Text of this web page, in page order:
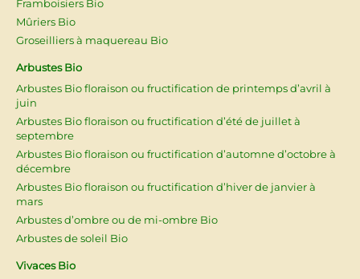
Framboisiers Bio
Mûriers Bio
Groseilliers à maquereau Bio
Arbustes Bio
Arbustes Bio floraison ou fructification de printemps d’avril à
juin
Arbustes Bio floraison ou fructification d’été de juillet à
septembre
Arbustes Bio floraison ou fructification d’automne d’octobre à
décembre
Arbustes Bio floraison ou fructification d’hiver de janvier à
mars
Arbustes d’ombre ou de mi-ombre Bio
Arbustes de soleil Bio
Vivaces Bio